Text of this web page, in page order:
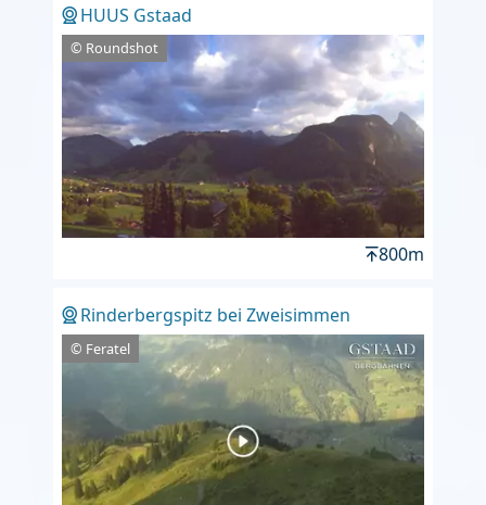
HUUS Gstaad
© Roundshot
800m
Rinderbergspitz bei Zweisimmen
© Feratel